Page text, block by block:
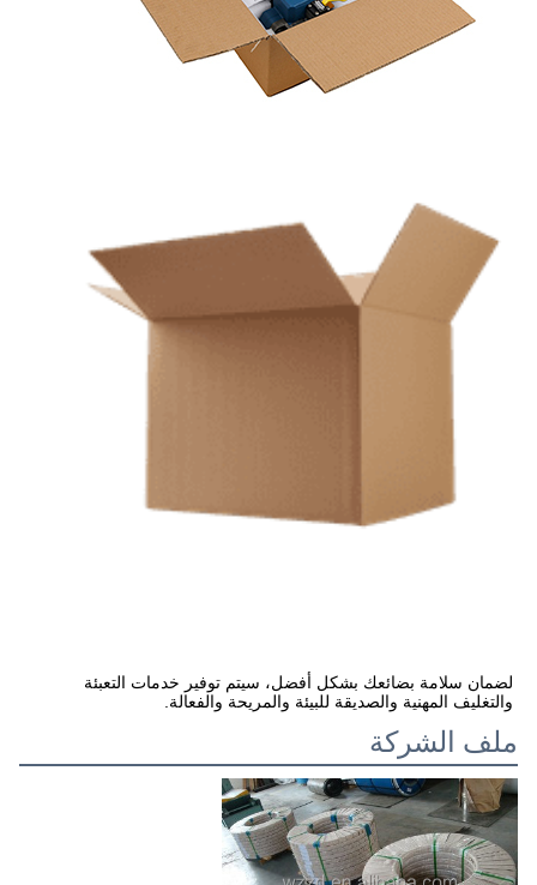
والتغليف المهنية والصديقة للبيئة والمريحة والفعالة.
ملف الشركة